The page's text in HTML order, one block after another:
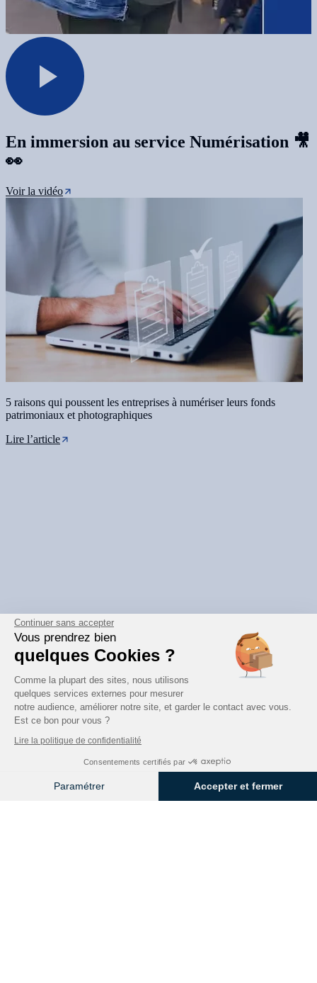
Continuer sans accepter
Vous prendrez bien
quelques Cookies ?
Comme la plupart des sites, nous utilisons
quelques services externes pour mesurer
notre audience, améliorer notre site, et garder le contact avec vous.
Est ce bon pour vous ?
Lire la politique de confidentialité
Consentements certifiés par
Paramétrer Accepter et fermer
En immersion au service Numérisation 🎥
👀
Voir la vidéo
5 raisons qui poussent les entreprises à numériser leurs fonds
patrimoniaux et photographiques
Lire l’article
Besoin d’un
échange rapide
Discutons ensemble de vos enjeux de gestion d’information. Qu’il
de transformer vos flux hybrides, nos experts sont là pour vous
Télécharger la fiche solution